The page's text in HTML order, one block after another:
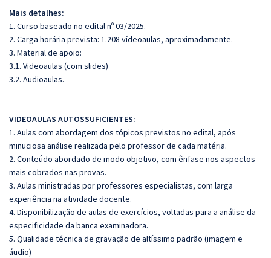
Mais detalhes:
1. Curso baseado no edital nº 03/2025.
2. Carga horária prevista: 1.208 vídeoaulas, aproximadamente.
3. Material de apoio:
3.1. Videoaulas (com slides)
3.2. Audioaulas.
VIDEOAULAS AUTOSSUFICIENTES:
1. Aulas com abordagem dos tópicos previstos no edital, após
minuciosa análise realizada pelo professor de cada matéria.
2. Conteúdo abordado de modo objetivo, com ênfase nos aspectos
mais cobrados nas provas.
3. Aulas ministradas por professores especialistas, com larga
experiência na atividade docente.
4. Disponibilização de aulas de exercícios, voltadas para a análise da
especificidade da banca examinadora.
5. Qualidade técnica de gravação de altíssimo padrão (imagem e
áudio)